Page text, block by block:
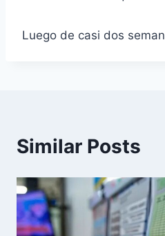
Luego de casi dos
Similar Posts